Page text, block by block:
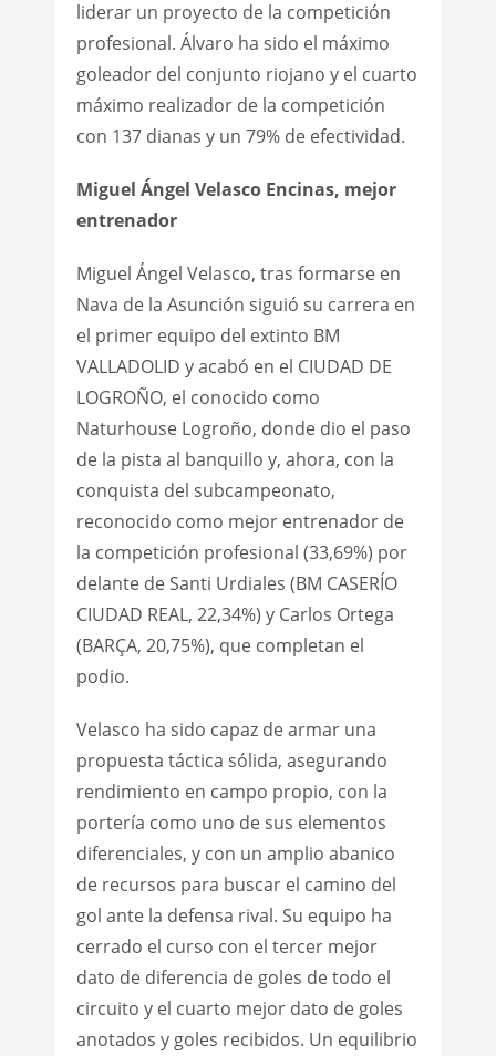
liderar un proyecto de la competición
profesional. Álvaro ha sido el máximo
goleador del conjunto riojano y el cuarto
máximo realizador de la competición
con 137 dianas y un 79% de efectividad.
Miguel Ángel Velasco Encinas, mejor
entrenador
Miguel Ángel Velasco, tras formarse en
Nava de la Asunción siguió su carrera en
el primer equipo del extinto BM
VALLADOLID y acabó en el CIUDAD DE
LOGROÑO, el conocido como
Naturhouse Logroño, donde dio el paso
de la pista al banquillo y, ahora, con la
conquista del subcampeonato,
reconocido como mejor entrenador de
la competición profesional (33,69%) por
delante de Santi Urdiales (BM CASERÍO
CIUDAD REAL, 22,34%) y Carlos Ortega
(BARÇA, 20,75%), que completan el
podio.
Velasco ha sido capaz de armar una
propuesta táctica sólida, asegurando
rendimiento en campo propio, con la
portería como uno de sus elementos
diferenciales, y con un amplio abanico
de recursos para buscar el camino del
gol ante la defensa rival. Su equipo ha
cerrado el curso con el tercer mejor
dato de diferencia de goles de todo el
circuito y el cuarto mejor dato de goles
anotados y goles recibidos. Un equilibrio